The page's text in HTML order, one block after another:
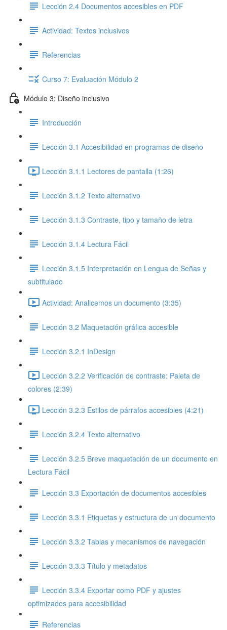
Lección 2.4 Documentos accesibles en PDF
Actividad: Textos inclusivos
Referencias
Curso 7: Evaluación Módulo 2
Módulo 3: Diseño inclusivo
Introducción
Lección 3.1 Accesibilidad en programas de diseño
Lección 3.1.1 Lectores de pantalla (1:26)
Lección 3.1.2 Texto alternativo
Lección 3.1.3 Contraste, tipo y tamaño de letra
Lección 3.1.4 Lectura Fácil
Lección 3.1.5 Interpretación en Lengua de Señas y
subtitulado
Actividad: Analicemos un documento (3:35)
Lección 3.2 Maquetación gráfica accesible
Lección 3.2.1 InDesign
Lección 3.2.2 Verificación de contraste: Paleta de
colores (2:39)
Lección 3.2.3 Estilos de párrafos accesibles (4:21)
Lección 3.2.4 Texto alternativo
Lección 3.2.5 Breve maquetación de un documento en
Lectura Fácil
Lección 3.3 Exportación de documentos accesibles
Lección 3.3.1 Etiquetas y estructura de un documento
Lección 3.3.2 Tablas y mecanismos de navegación
Lección 3.3.3 Título y metadatos
Lección 3.3.4 Exportar como PDF y ajustes
optimizados para accesibilidad
Referencias